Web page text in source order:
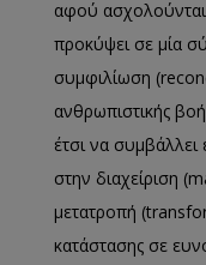
αφού
προκύψει σε μία
συμφιλίωση
ανθρωπιστικής
έτσι να συμβάλλει
στην διαχείριση
μετατροπή
κατάστασης σε